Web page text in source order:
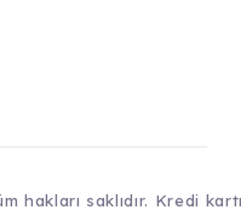
hakları saklıdır. Kredi